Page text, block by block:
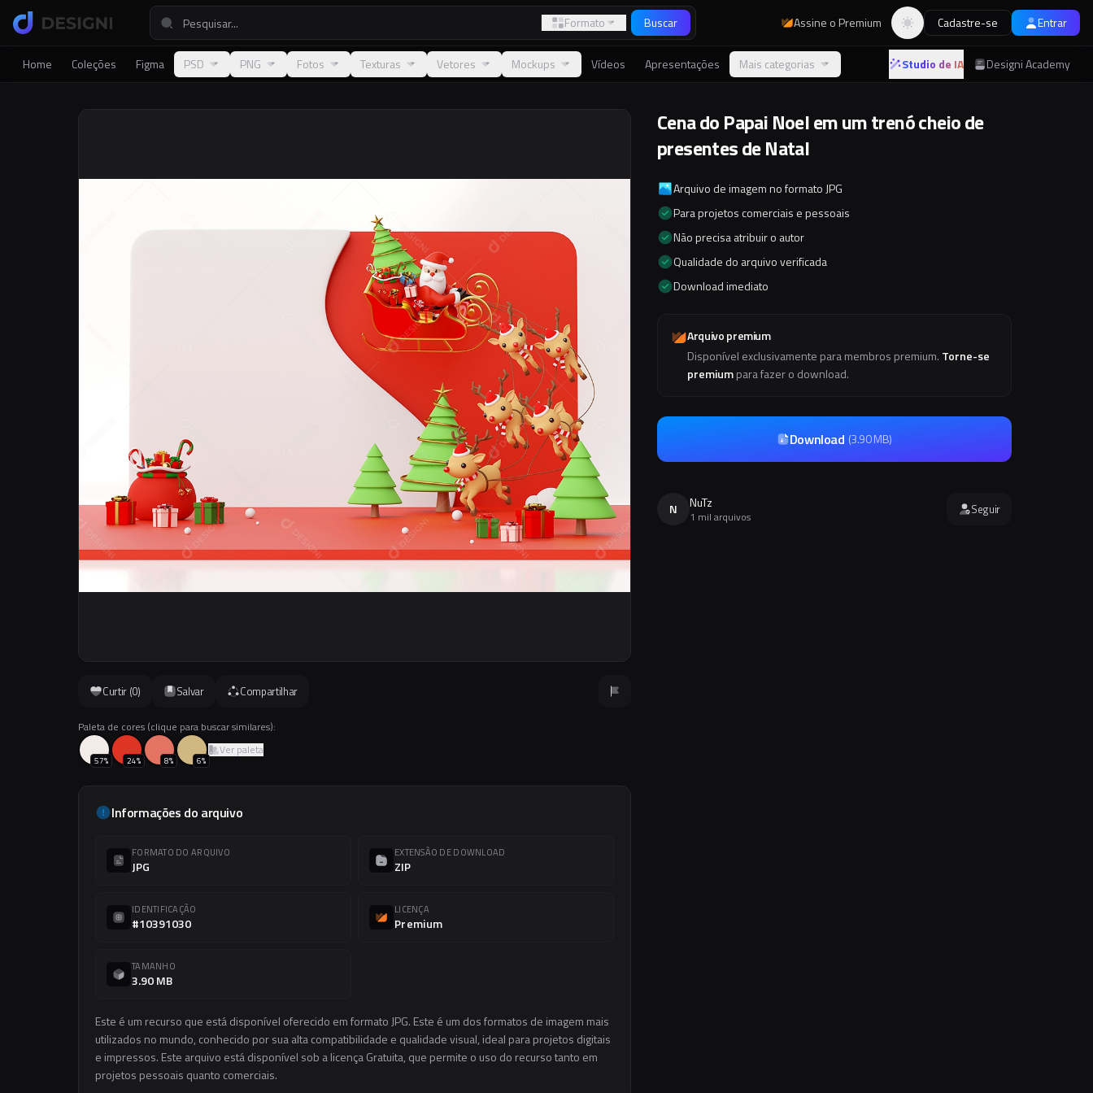
Formato Buscar Assine o Premium Alternar tema
Cadastre-se Entrar
Home Coleções Figma PSD PNG Fotos Texturas Vetores Mockups Vídeos Apresentações Mais categorias Studio de IA Designi Academy
Curtir (0) Salvar Compartilhar
Paleta de cores (clique para buscar similares):
57% 24% 8% 6%
Ver paleta
Informações do arquivo
FORMATO DO ARQUIVO
JPG
EXTENSÃO DE DOWNLOAD
ZIP
IDENTIFICAÇÃO
#10391030
LICENÇA
Premium
TAMANHO
3.90 MB
Este é um recurso que está disponível oferecido em formato JPG. Este é um dos formatos de imagem mais
utilizados no mundo, conhecido por sua alta compatibilidade e qualidade visual, ideal para projetos digitais
e impressos. Este arquivo está disponível sob a licença Gratuita, que permite o uso do recurso tanto em
projetos pessoais quanto comerciais.
Cena do Papai Noel em um trenó cheio de
presentes de Natal
Arquivo de imagem no formato JPG
Para projetos comerciais e pessoais
Não precisa atribuir o autor
Qualidade do arquivo verificada
Download imediato
Arquivo premium
Disponível exclusivamente para membros premium. Torne-se
premiumpara fazer o download.
Download (3.90 MB)
N NuTz
1 mil arquivos Seguir